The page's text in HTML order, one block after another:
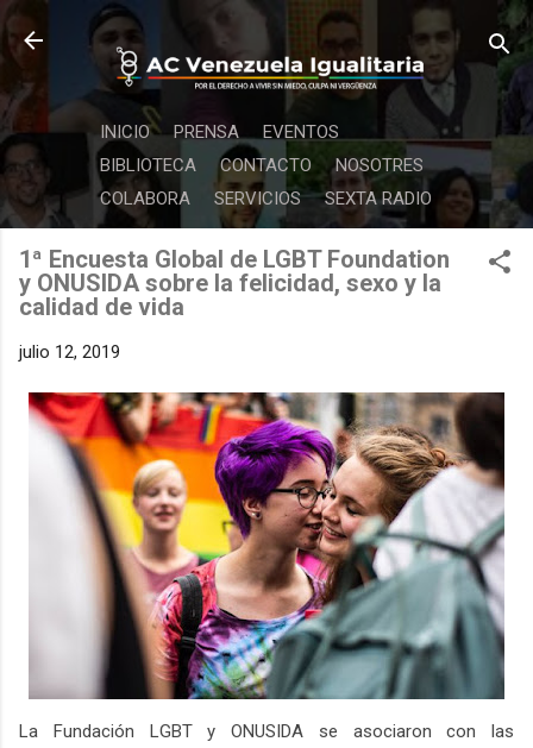
Ir al contenido principal
INICIO PRENSA
EVENTOS
BIBLIOTECA
CONTACTO
NOSOTRES
COLABORA
SERVICIOS SEXTA RADIO
1ª Encuesta Global de LGBT Foundation
y ONUSIDA sobre la felicidad, sexo y la
calidad de vida
julio 12, 2019
La Fundación LGBT y ONUSIDA se asociaron con las